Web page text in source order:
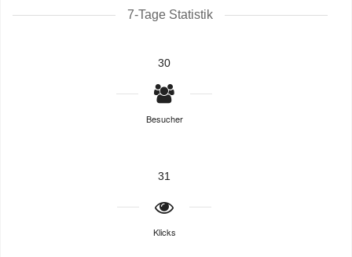
7-Tage Statistik
30
Besucher
31
Klicks